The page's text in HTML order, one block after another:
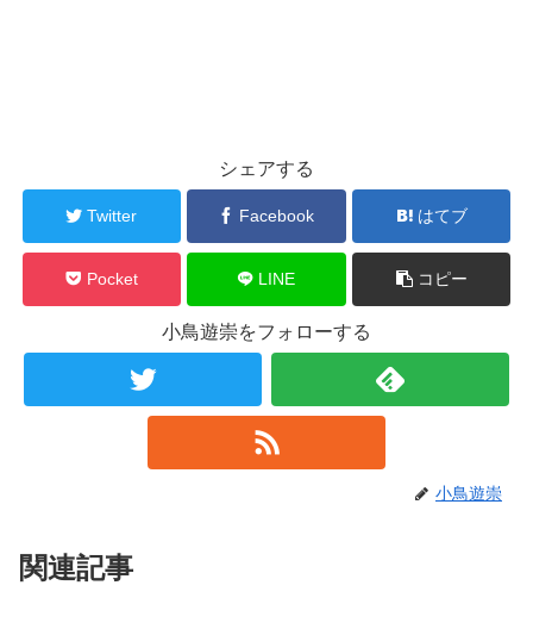
シェアする
Twitter Facebook はてブ
Pocket LINE コピー
小鳥遊崇をフォローする
小鳥遊崇
関連記事